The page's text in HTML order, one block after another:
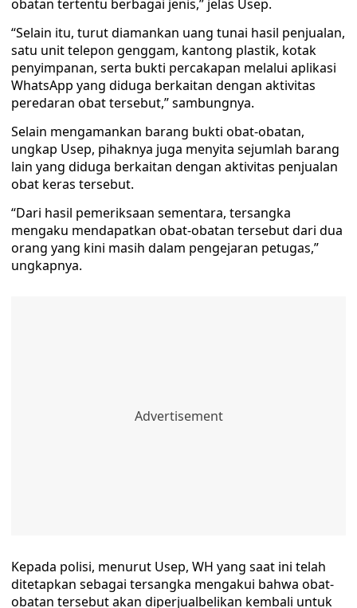
obatan tertentu berbagai jenis,” jelas Usep.
“Selain itu, turut diamankan uang tunai hasil penjualan,
satu unit telepon genggam, kantong plastik, kotak
penyimpanan, serta bukti percakapan melalui aplikasi
WhatsApp yang diduga berkaitan dengan aktivitas
peredaran obat tersebut,” sambungnya.
Selain mengamankan barang bukti obat-obatan,
ungkap Usep, pihaknya juga menyita sejumlah barang
lain yang diduga berkaitan dengan aktivitas penjualan
obat keras tersebut.
“Dari hasil pemeriksaan sementara, tersangka
mengaku mendapatkan obat-obatan tersebut dari dua
orang yang kini masih dalam pengejaran petugas,”
ungkapnya.
Kepada polisi, menurut Usep, WH yang saat ini telah
ditetapkan sebagai tersangka mengakui bahwa obat-
obatan tersebut akan diperjualbelikan kembali untuk